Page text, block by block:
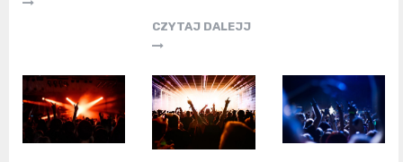
CZYTAJ DALEJJ